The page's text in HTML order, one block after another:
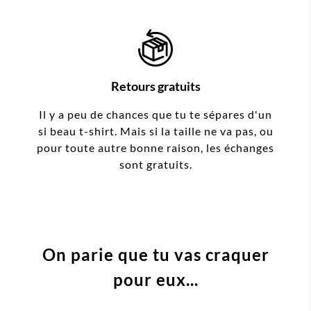
Retours gratuits
Il y a peu de chances que tu te sépares d'un
si beau t-shirt. Mais si la taille ne va pas, ou
pour toute autre bonne raison, les échanges
sont gratuits.
On parie que tu vas craquer
pour eux...